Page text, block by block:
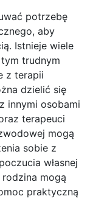
potrzebę
aby
Istnieje wiele
trudnym
z terapii
dzielić się
innymi osobami
terapeuci
mogą
sobie z
własnej
mogą
praktyczną